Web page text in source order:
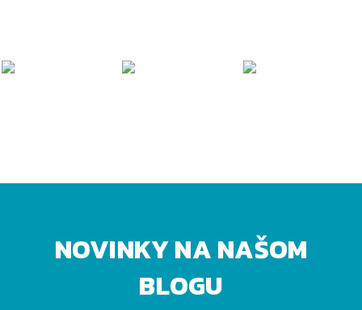
NOVINKY NA NAŠOM
BLOGU